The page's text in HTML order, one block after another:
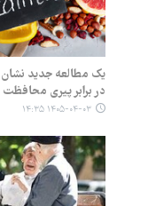
یک مطالعه جدید نشان
در برابر پیری
۱۴۰۵-۰۴-۰۳ ۱۴:۳۵